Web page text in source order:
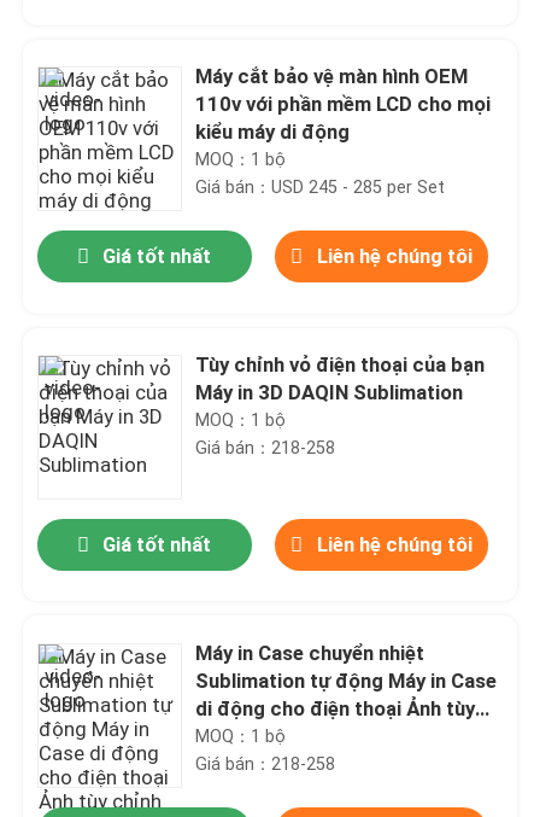
Máy cắt bảo vệ màn hình OEM
110v với phần mềm LCD cho mọi
kiểu máy di động
MOQ：1 bộ
Giá bán：USD 245 - 285 per Set
Giá tốt nhất Liên hệ chúng tôi
Tùy chỉnh vỏ điện thoại của bạn
Máy in 3D DAQIN Sublimation
MOQ：1 bộ
Giá bán：218-258
Giá tốt nhất Liên hệ chúng tôi
Máy in Case chuyển nhiệt
Sublimation tự động Máy in Case
di động cho điện thoại Ảnh tùy
chỉnh
MOQ：1 bộ
Giá bán：218-258